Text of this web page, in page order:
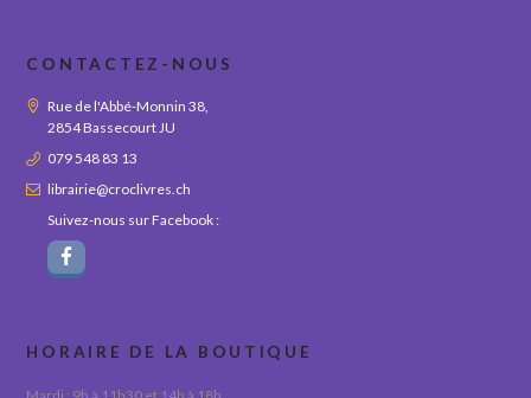
CONTACTEZ-NOUS
Rue de l'Abbé-Monnin 38,
2854 Bassecourt JU
079 548 83 13
librairie@croclivres.ch
Suivez-nous sur Facebook :
HORAIRE DE LA BOUTIQUE